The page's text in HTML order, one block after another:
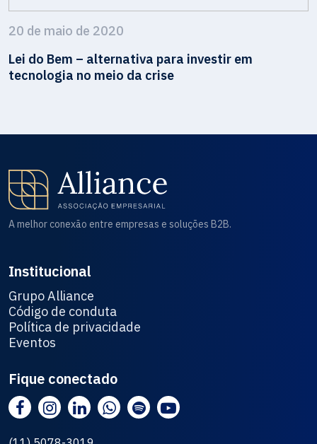
20 de maio de 2020
Lei do Bem – alternativa para investir em
tecnologia no meio da crise
A melhor conexão entre empresas e soluções B2B.
Institucional
Grupo Alliance
Código de conduta
Política de privacidade
Eventos
Fique conectado